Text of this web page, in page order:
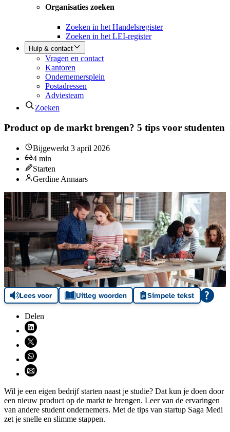
Organisaties zoeken
Zoeken in het Handelsregister
Zoeken in het LEI-register
Hulp & contact
Vragen en contact
Kantoren
Ondernemersplein
Postadressen
Adviesteam
Zoeken
Product op de markt brengen? 5 tips voor studenten
Bijgewerkt 3 april 2026
4 min
Starten
Gerdine Annaars
Lees voor Uitleg woorden Simpele tekst
Delen
Deel via LinkedIn (opent nieuw venster)
Deel via X (opent nieuw venster)
Deel via WhatsApp (opent WhatsApp)
Deel via email (opent email programma)
Wil je een eigen bedrijf starten naast je studie? Dat kun je doen door
een nieuw product op de markt te brengen. Leer van de ervaringen
van andere student ondernemers. Met de tips van startup Saga Medi
zet je snelle en slimme stappen.